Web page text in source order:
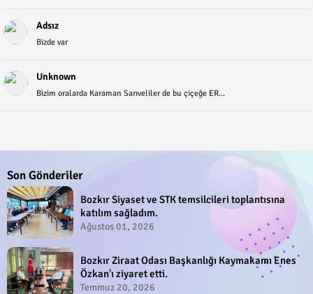
Adsız
Bizde var
Unknown
Bizim oralarda Karaman Sarıveliler de bu çiçeğe ER...
Son Gönderiler
Bozkır Siyaset ve STK temsilcileri toplantısına
katılım sağladım.
Ağustos 01, 2026
Bozkır Ziraat Odası Başkanlığı Kaymakamı Enes
Özkan'ı ziyaret etti.
Temmuz 20, 2026